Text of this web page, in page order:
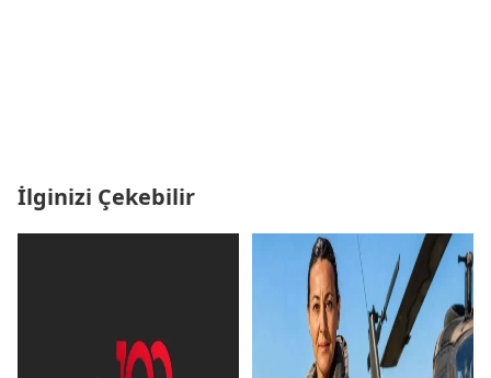
İlginizi Çekebilir